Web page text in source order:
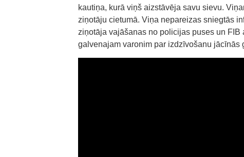
kautiņa, kurā viņš aizstāvēja savu sievu.
ziņotāju cietumā. Viņa nepareizas sniegtās
ziņotāja vajāšanas no policijas puses un
galvenajam varonim par izdzīvošanu jācīnās